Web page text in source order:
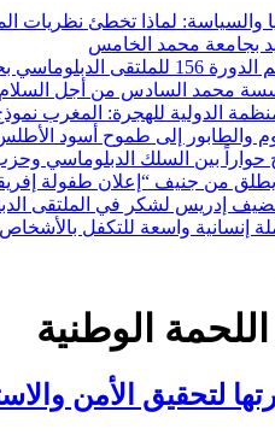
والسياسة: لماذا تخطئ نظريات
بجامعة محمد الخامس
الاستقلال ضيف الشرف
محمد السادس من أجل
الدولية للهجرة: المغرب
والطابور إلى طموح أسود
بين السلك الدبلوماسي وحزب
من جنيف “إعلان طفولة
إدريس لشكر في الملتقى
إنسانية واسعة للتكفل
اللحمة الوطنية
لتحقيق الأمن